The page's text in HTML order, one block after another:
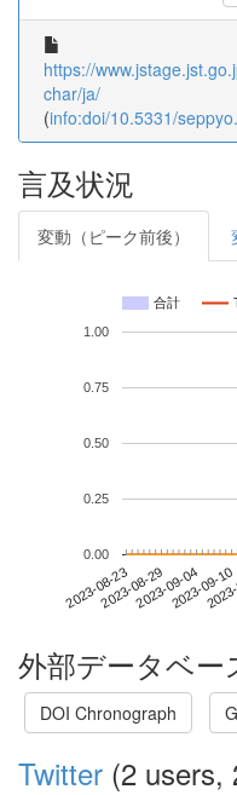
https://
char/ja/
(info:doi/10.5331/
言及状況
変動（ピーク前後）
合計
2023-08-232023-08-292023-09-042023-09-10
0.00
0.25
0.50
0.75
1.00
外部データベー
DOI Chronograph
Twitter (2 users,